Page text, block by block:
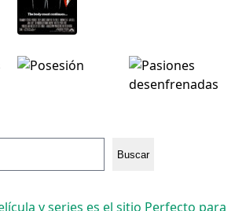
Buscar
y series es el sitio Perfecto para